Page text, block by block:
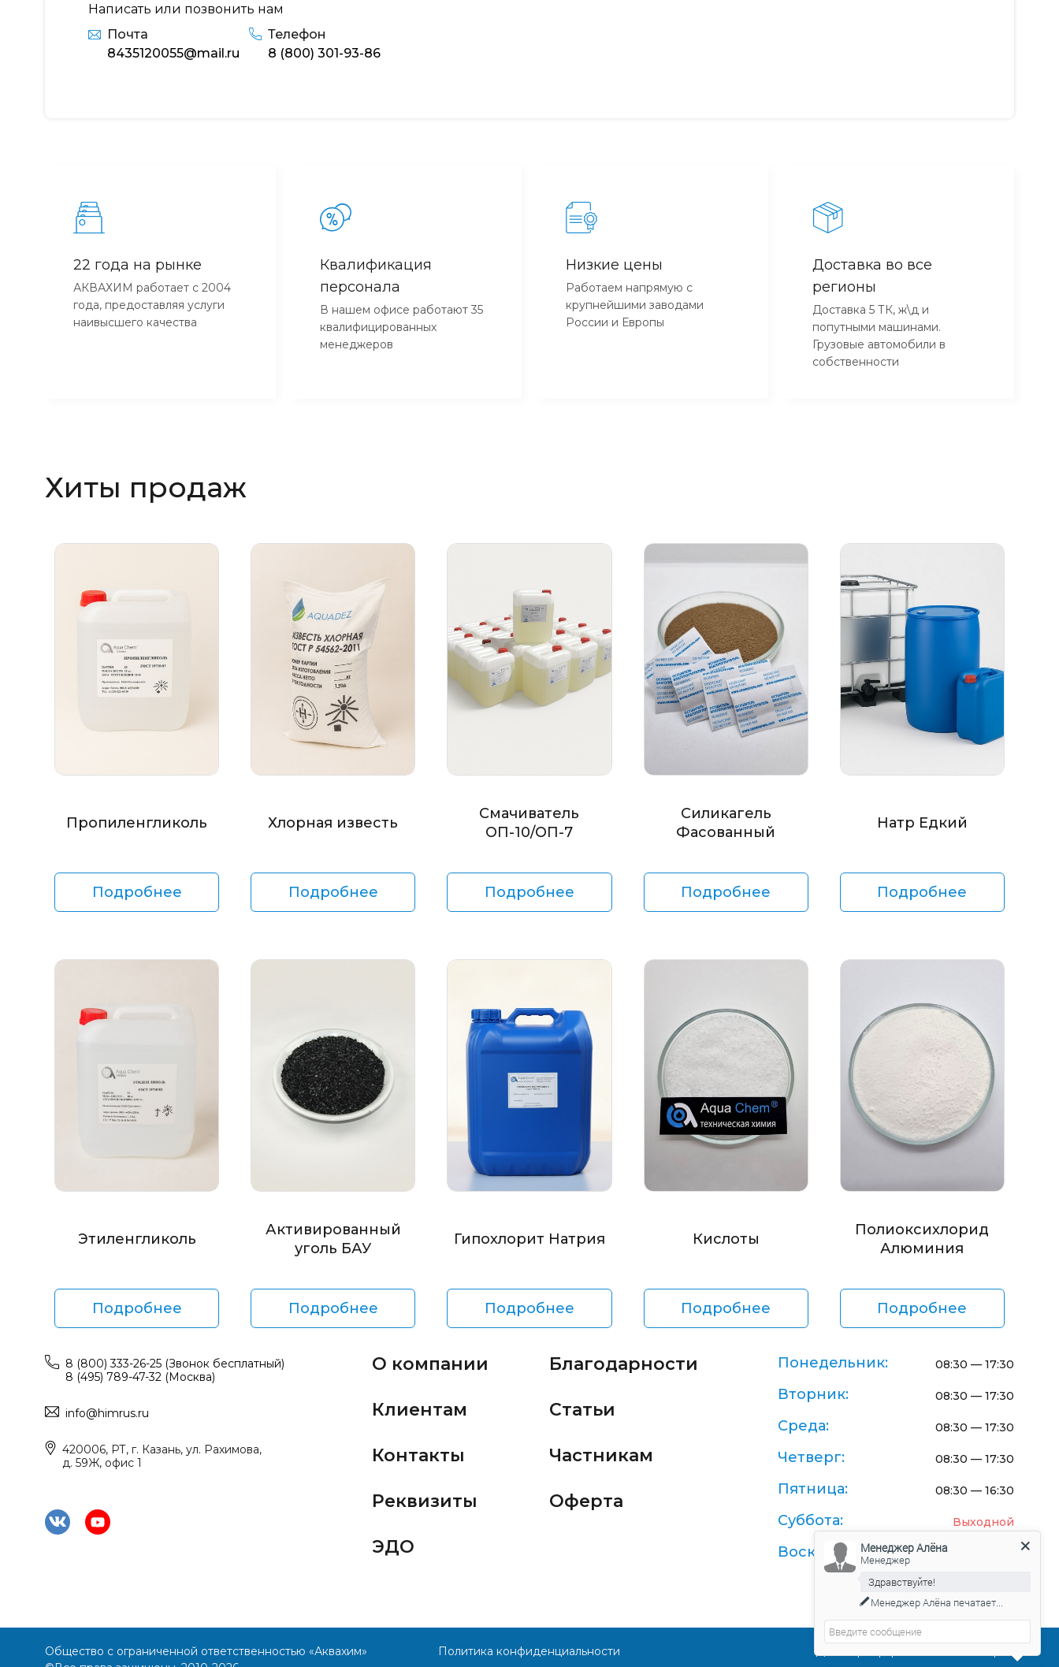
Написать или позвонить нам
Почта
8435120055@mail.ru
Телефон
8 (800) 301-93-86
22 года на рынке
АКВАХИМ работает с 2004
года, предоставляя услуги
наивысшего качества
Квалификация
персонала
В нашем офисе работают 35
квалифицированных
менеджеров
Низкие цены
Работаем напрямую с
крупнейшими заводами
России и Европы
Доставка во все
регионы
Доставка 5 ТК, ж\д и
попутными машинами.
Грузовые автомобили в
собственности
Хиты продаж
Пропиленгликоль
Подробнее
Хлорная известь
Подробнее
Смачиватель
ОП-10/ОП-7
Подробнее
Силикагель
Фасованный
Подробнее
Натр Едкий
Подробнее
Этиленгликоль
Подробнее
Активированный
уголь БАУ
Подробнее
Гипохлорит Натрия
Подробнее
Кислоты
Подробнее
Полиоксихлорид
Алюминия
Подробнее
8 (800) 333-26-25 (Звонок бесплатный)
8 (495) 789-47-32 (Москва)
info@himrus.ru
420006, РТ, г. Казань, ул. Рахимова,
д. 59Ж, офис 1
О компании
Клиентам
Контакты
Реквизиты
ЭДО
Благодарности
Статьи
Частникам
Оферта
Понедельник: 08:30 — 17:30
Вторник: 08:30 — 17:30
Среда: 08:30 — 17:30
Четверг: 08:30 — 17:30
Пятница: 08:30 — 16:30
Суббота: Выходной
Воскресенье:
Общество с ограниченной ответственностью «Аквахим»
Политика конфиденциальности Договор-оферта поставки товаров
Менеджер Алёна
Менеджер
Здравствуйте!
Менеджер Алёна печатает...